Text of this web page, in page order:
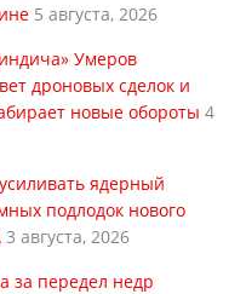
5 августа, 2026
Умеров
дроновых сделок и
новые обороты 4
ядерный
подлодок нового
3 августа, 2026
за передел недр